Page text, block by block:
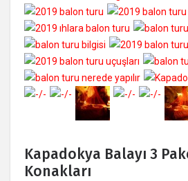
Kapadokya Balayı 3
Konakları